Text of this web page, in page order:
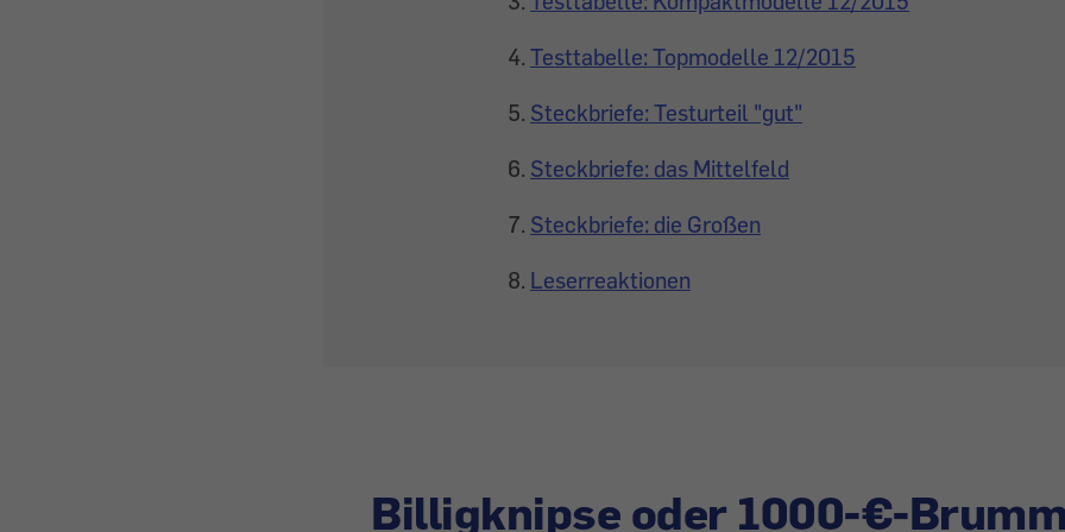
Testtabelle: Topmodelle 12/2015
Steckbriefe: Testurteil "gut"
Steckbriefe: das Mittelfeld
Steckbriefe: die Großen
Leserreaktionen
Billigknipse oder 1000-€-